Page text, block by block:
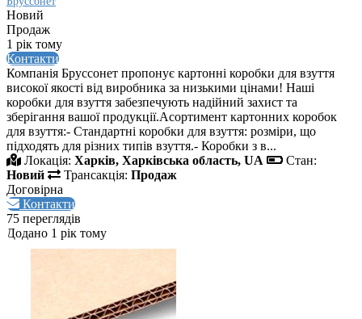
Новий
Продаж
1 рік тому
Контакти
Компанія Бруссонет пропонує картонні коробки для взуття
високої якості від виробника за низькими цінами! Наші
коробки для взуття забезпечують надійний захист та
зберігання вашої продукції.Асортимент картонних коробок
для взуття:- Стандартні коробки для взуття: розміри, що
підходять для різних типів взуття.- Коробки з в...
Локація: Харків, Харківська область, UA
Стан:
Новий
Трансакція: Продаж
Договірна
Контакти
75 переглядів
Додано 1 рік тому